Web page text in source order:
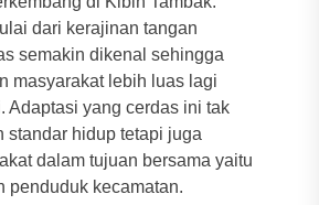
dari kerajinan tangan
semakin dikenal sehingga
masyarakat lebih luas lagi
Adaptasi yang cerdas ini tak
standar hidup tetapi juga
dalam tujuan bersama yaitu
penduduk kecamatan.